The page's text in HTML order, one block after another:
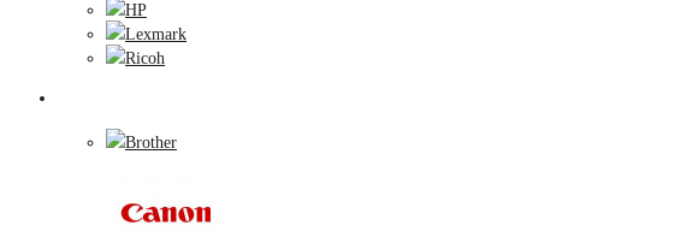
HP
Lexmark
Ricoh
Brother